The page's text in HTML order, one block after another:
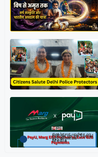
Follow us on Social
Media
Get latest update on
Social Media